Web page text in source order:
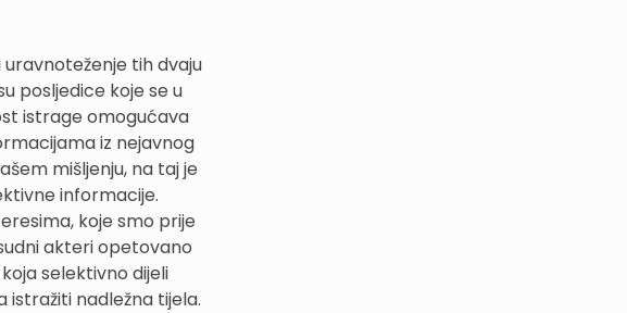
tih dvaju
posljedice koje se u
istrage omogućava
iz nejavnog
mišljenju, na taj je
informacije.
koje smo prije
akteri opetovano
selektivno dijeli
istražiti nadležna tijela.